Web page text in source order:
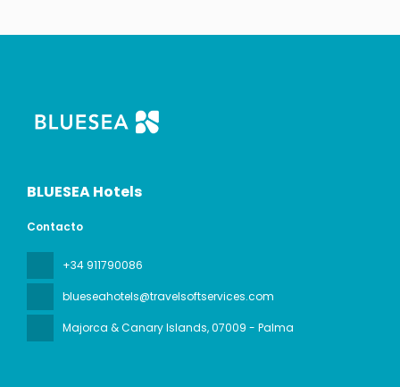
BLUESEA Hotels
Contacto
+34 911790086
blueseahotels@travelsoftservices.com
Majorca & Canary Islands, 07009 - Palma